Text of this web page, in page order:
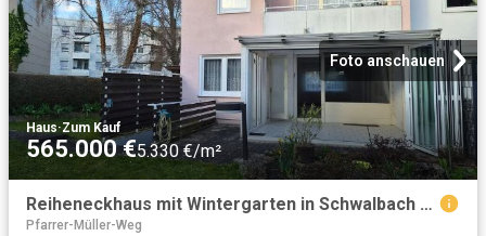
Foto anschauen
Haus·Zum Kauf
565.000 €5.330 €/m²
Reiheneckhaus mit Wintergarten in Schwalbach am Taunus
Pfarrer-Müller-Weg